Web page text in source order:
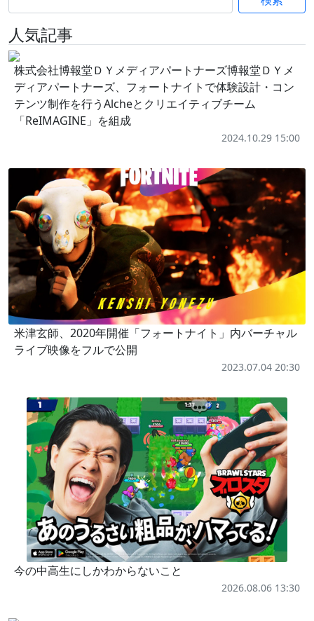
人気記事
株式会社博報堂ＤＹメディアパートナーズ博報堂ＤＹメ
ディアパートナーズ、フォートナイトで体験設計・コン
テンツ制作を行うAlcheとクリエイティブチーム
「ReIMAGINE」を組成
2024.10.29 15:00
米津玄師、2020年開催「フォートナイト」内バーチャル
ライブ映像をフルで公開
2023.07.04 20:30
今の中高生にしかわからないこと
2026.08.06 13:30